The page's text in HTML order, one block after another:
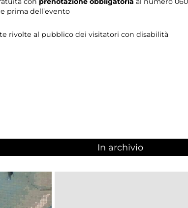
prima dell’evento
rivolte al pubblico dei visitatori con disabilità
In archivio